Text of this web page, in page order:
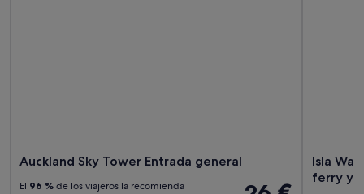
Auckland Sky Tower Entrada general
El 96 % de los viajeros la recomienda
Isla
ferry y